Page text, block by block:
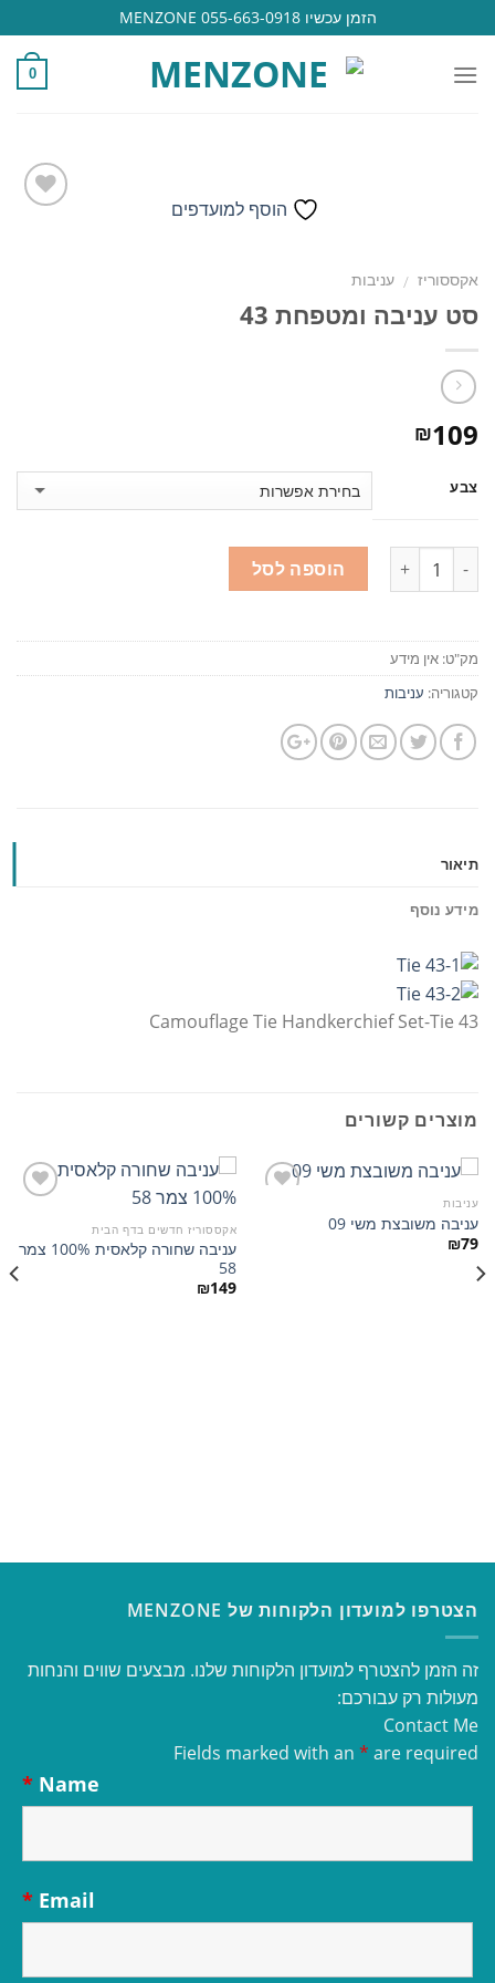
to
content
הזמן עכשיו 055-663-0918 MENZONE
0
הוסף למועדפים
אקססוריז / עניבות
סט עניבה ומטפחת 43
₪109
צבע
הוספה לסל
מק"ט: אין מידע
קטגוריה: עניבות
תיאור
מידע נוסף
Camouflage Tie Handkerchief Set-Tie 43
מוצרים קשורים
עניבות
עניבה משובצת משי 09
₪79
הוסף
למועדפים
אקססוריז חדשים בדף הבית
עניבה שחורה קלאסית 100% צמר
58
₪149
הצטרפו למועדון הלקוחות של MENZONE
זה הזמן להצטרף למועדון הלקוחות שלנו. מבצעים שווים והנחות
מעולות רק עבורכם:
Contact Me
Fields marked with an * are required
Name
*
Email
*